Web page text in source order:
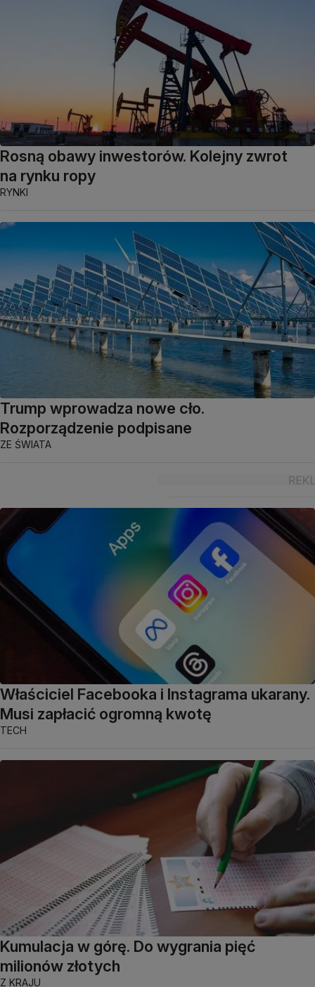
Rosną obawy inwestorów. Kolejny zwrot
na rynku ropy
RYNKI
Trump wprowadza nowe cło.
Rozporządzenie podpisane
ZE ŚWIATA
Właściciel Facebooka i Instagrama ukarany.
Musi zapłacić ogromną kwotę
TECH
Kumulacja w górę. Do wygrania pięć
milionów złotych
Z KRAJU